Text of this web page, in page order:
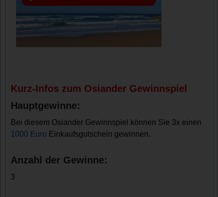
Kurz-Infos zum Osiander Gewinnspiel
Hauptgewinne:
Bei diesem Osiander Gewinnspiel können Sie 3x einen
1000 Euro Einkaufsgutschein gewinnen.
Anzahl der Gewinne:
3